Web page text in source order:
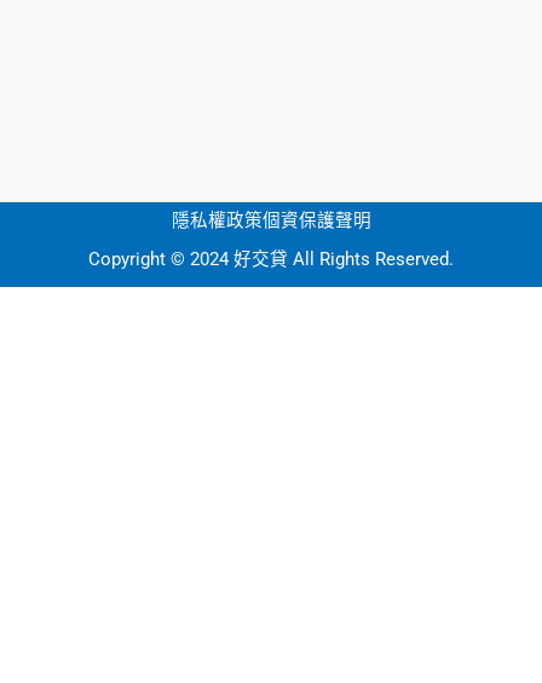
隱私權政策個資保護聲明
Copyright © 2024 好交貸 All Rights Reserved.